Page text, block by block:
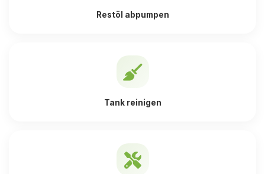
Restöl abpumpen
Tank reinigen